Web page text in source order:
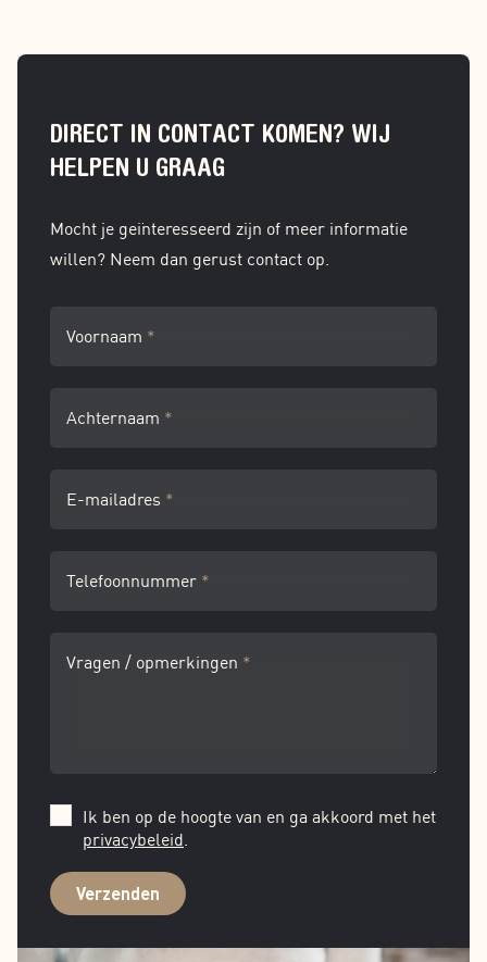
DIRECT IN CONTACT KOMEN? WIJ
HELPEN U GRAAG
Mocht je geïnteresseerd zijn of meer informatie
willen? Neem dan gerust contact op.
Voornaam *
Achternaam *
E-mailadres *
Telefoonnummer *
Vragen / opmerkingen *
Ik ben op de hoogte van en ga akkoord met het
privacybeleid
Verzenden